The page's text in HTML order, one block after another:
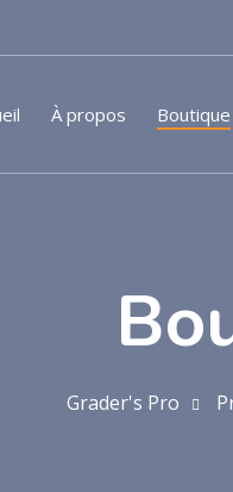
À propos Boutique
Grader's Pro